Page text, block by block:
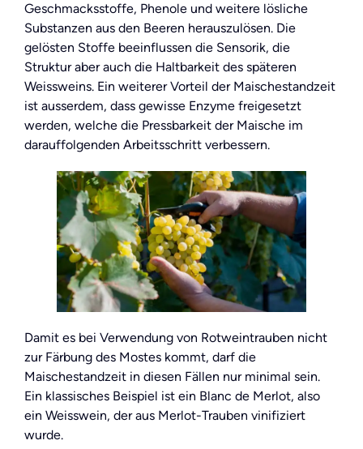
Geschmacksstoffe, Phenole und weitere lösliche
Substanzen aus den Beeren herauszulösen. Die
gelösten Stoffe beeinflussen die Sensorik, die
Struktur aber auch die Haltbarkeit des späteren
Weissweins. Ein weiterer Vorteil der Maischestandzeit
ist ausserdem, dass gewisse Enzyme freigesetzt
werden, welche die Pressbarkeit der Maische im
darauffolgenden Arbeitsschritt verbessern.
Damit es bei Verwendung von Rotweintrauben nicht
zur Färbung des Mostes kommt, darf die
Maischestandzeit in diesen Fällen nur minimal sein.
Ein klassisches Beispiel ist ein Blanc de Merlot, also
ein Weisswein, der aus Merlot-Trauben vinifiziert
wurde.